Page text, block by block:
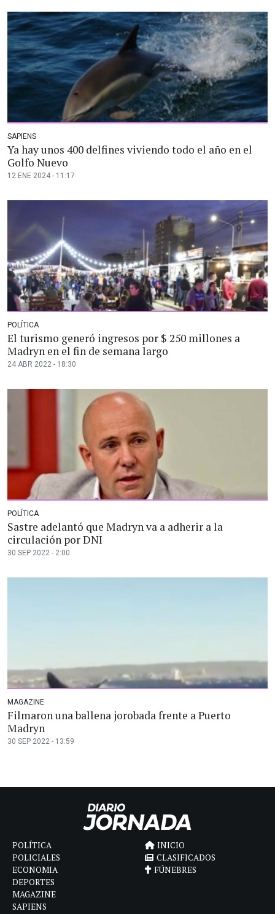
SAPIENS
Ya hay unos 400 delfines viviendo todo el año en el
Golfo Nuevo
12 ENE 2024 - 11:17
POLÍTICA
El turismo generó ingresos por $ 250 millones a
Madryn en el fin de semana largo
24 ABR 2022 - 18:30
POLÍTICA
Sastre adelantó que Madryn va a adherir a la
circulación por DNI
30 SEP 2022 - 2:00
MAGAZINE
Filmaron una ballena jorobada frente a Puerto
Madryn
30 SEP 2022 - 13:59
POLÍTICA
POLICIALES
ECONOMIA
DEPORTES
MAGAZINE
SAPIENS
INICIO
CLASIFICADOS
FÚNEBRES